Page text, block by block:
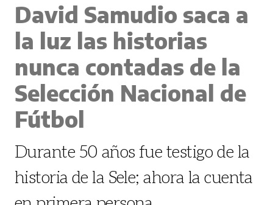
David Samudio saca a
la luz las historias
nunca contadas de la
Selección Nacional de
Fútbol
Durante 50 años fue testigo de la
historia de la Sele; ahora la cuenta